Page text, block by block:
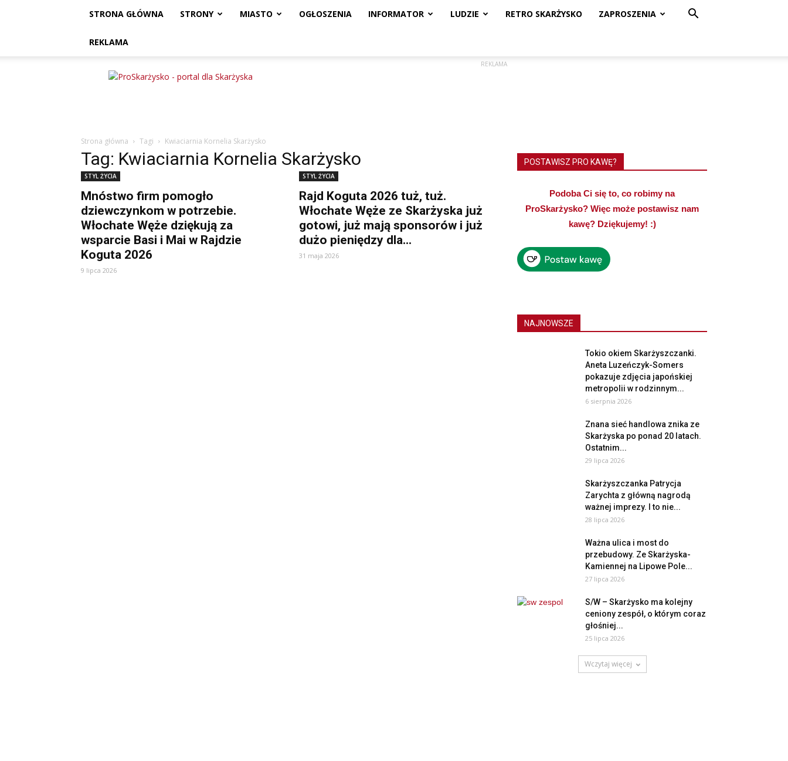
STRONA GŁÓWNA STRONY MIASTO OGŁOSZENIA INFORMATOR LUDZIE RETRO SKARŻYSKO ZAPROSZENIA
REKLAMA
ProSkarżysko
REKLAMA
Strona główna Tagi Kwiaciarnia Kornelia Skarżysko
Tag: Kwiaciarnia Kornelia Skarżysko
STYL ŻYCIA
Mnóstwo firm pomogło
dziewczynkom w potrzebie.
Włochate Węże dziękują za
wsparcie Basi i Mai w Rajdzie
Koguta 2026
9 lipca 2026
STYL ŻYCIA
Rajd Koguta 2026 tuż, tuż.
Włochate Węże ze Skarżyska już
gotowi, już mają sponsorów i już
dużo pieniędzy dla...
31 maja 2026
POSTAWISZ PRO KAWĘ?
Podoba Ci się to, co robimy na
ProSkarżysko? Więc może postawisz nam
kawę? Dziękujemy! :)
NAJNOWSZE
Tokio okiem Skarżyszczanki.
Aneta Luzeńczyk-Somers
pokazuje zdjęcia japońskiej
metropolii w rodzinnym...
6 sierpnia 2026
Znana sieć handlowa znika ze
Skarżyska po ponad 20 latach.
Ostatnim...
29 lipca 2026
Skarżyszczanka Patrycja
Zarychta z główną nagrodą
ważnej imprezy. I to nie...
28 lipca 2026
Ważna ulica i most do
przebudowy. Ze Skarżyska-
Kamiennej na Lipowe Pole...
27 lipca 2026
S/W – Skarżysko ma kolejny
ceniony zespół, o którym coraz
głośniej...
25 lipca 2026
Wczytaj więcej